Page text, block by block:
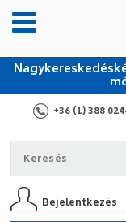
+36 (1) 388
Bejelentkezés